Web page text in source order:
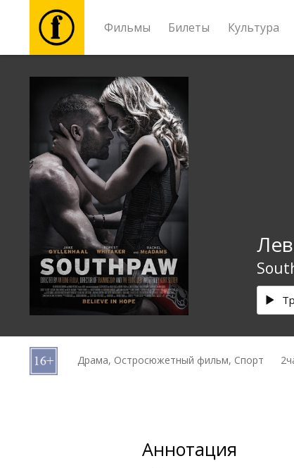
Фильмы Билеты Культура
Фильмы
Билеты
Культура
Мероприятия
Новости
Подарки
B2B Драма, Остросюжетный фильм, Спорт
Аннотация